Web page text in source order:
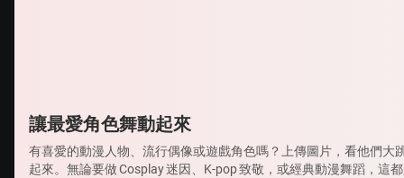
讓最愛角色舞動起來
有喜愛的動漫人物、流行偶像或遊戲角色嗎？上傳圖片，看他們大
起來。無論要做 Cosplay 迷因、K‑pop 致敬，或經典動漫舞蹈，這